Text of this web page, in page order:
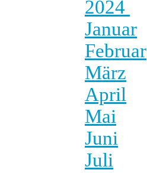
2024
Januar
Februar
März
April
Mai
Juni
Juli